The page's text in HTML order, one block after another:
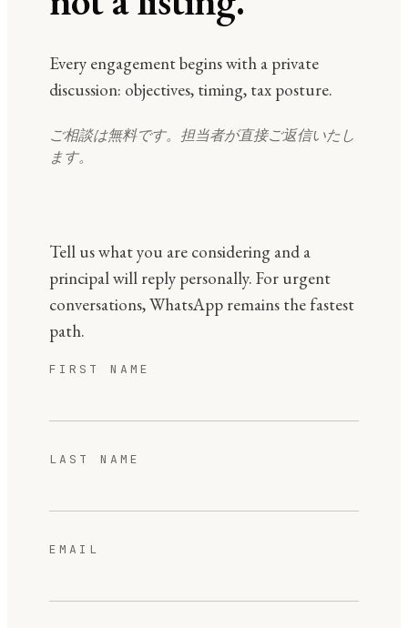
Every engagement begins with a private
discussion: objectives, timing, tax posture.
ご相談は無料です。担当者が直接ご返信いたし
ます。
Tell us what you are considering and a
principal will reply personally. For urgent
conversations, WhatsApp remains the fastest
path.
FIRST NAME
LAST NAME
EMAIL